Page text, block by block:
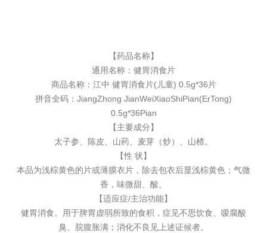
【药品名称】
通用名称： 健胃消食片
商品名称：江中 健胃消食片(儿童) 0.5g*36片
拼音全码：JiangZhong JianWeiXiaoShiPian(ErTong)
0.5g*36Pian
【主要成分】
太子参、陈皮、山药、麦芽（炒）、山楂。
【性 状】
本品为浅棕黄色的片或薄膜衣片，除去包衣后显浅棕黄色；气微
香，味微甜、酸。
【适应症/主治功能】
健胃消食。用于脾胃虚弱所致的食积，症见不思饮食、嗳腐酸
臭、脘腹胀满；消化不良见上述证候者。